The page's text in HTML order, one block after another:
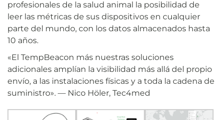
profesionales de la salud animal la posibilidad de
leer las métricas de sus dispositivos en cualquier
parte del mundo, con los datos almacenados hasta
10 años.
«El TempBeacon más nuestras soluciones
adicionales amplían la visibilidad más allá del propio
envío, a las instalaciones físicas y a toda la cadena de
suministro». — Nico Höler, Tec4med